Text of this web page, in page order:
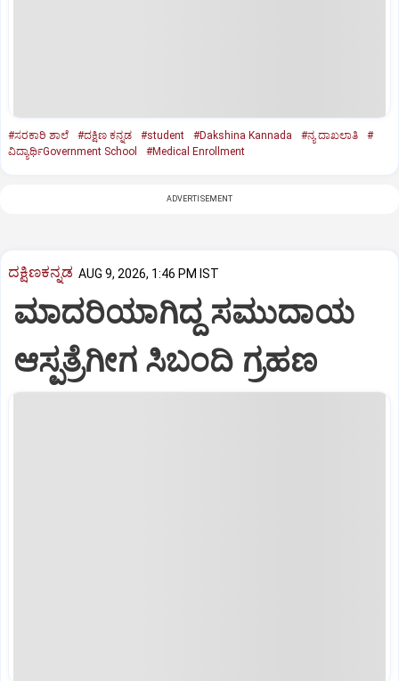
#ಸರಕಾರಿ ಶಾಲೆ #ದಕ್ಷಿಣ ಕನ್ನಡ #student #Dakshina Kannada #ನ್ಯ ದಾಖಲಾತಿ
#
ವಿದ್ಯಾರ್ಥಿGovernment School
#Medical Enrollment
ADVERTISEMENT
ದಕ್ಷಿಣಕನ್ನಡ AUG 9, 2026, 1:46 PM IST
ಮಾದರಿಯಾಗಿದ್ದ ಸಮುದಾಯ
ಆಸ್ಪತ್ರೆಗೀಗ ಸಿಬಂದಿ ಗ್ರಹಣ